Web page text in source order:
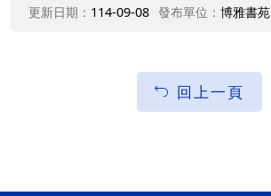
更新日期： 114-09-08 發布單位： 博雅書苑
回上一頁